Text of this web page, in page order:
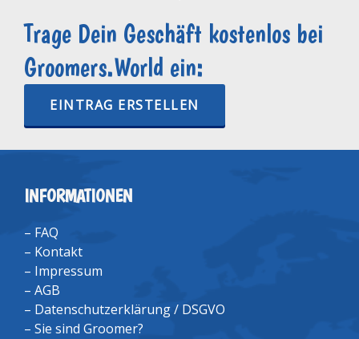
Trage Dein Geschäft kostenlos bei
Groomers.World ein:
EINTRAG ERSTELLEN
INFORMATIONEN
– FAQ
– Kontakt
– Impressum
– AGB
– Datenschutzerklärung / DSGVO
– Sie sind Groomer?